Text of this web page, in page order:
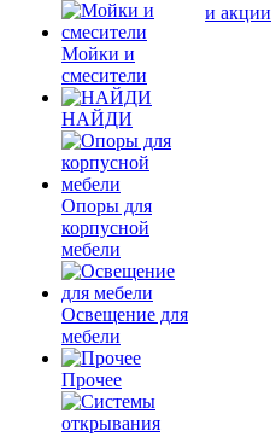
Мойки и
смесители
НАЙДИ
Опоры для
корпусной
мебели
Освещение для
мебели
Прочее
и акции